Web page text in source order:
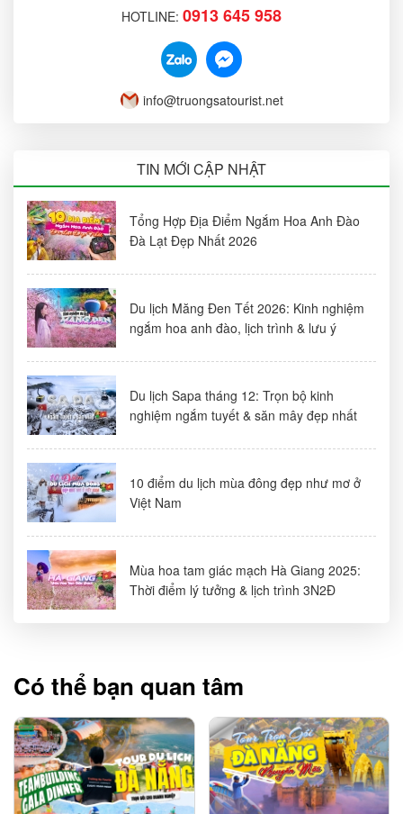
HOTLINE: 0913 645 958
info@truongsatourist.net
TIN MỚI CẬP NHẬT
Tổng Hợp Địa Điểm Ngắm Hoa Anh Đào
Đà Lạt Đẹp Nhất 2026
Du lịch Măng Đen Tết 2026: Kinh nghiệm
ngắm hoa anh đào, lịch trình & lưu ý
Du lịch Sapa tháng 12: Trọn bộ kinh
nghiệm ngắm tuyết & săn mây đẹp nhất
10 điểm du lịch mùa đông đẹp như mơ ở
Việt Nam
Mùa hoa tam giác mạch Hà Giang 2025:
Thời điểm lý tưởng & lịch trình 3N2Đ
Có thể bạn quan tâm